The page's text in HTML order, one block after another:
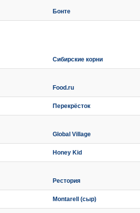
Бонте
Сибирские корни
Food.ru
Перекрёсток
Global Village
Honey Kid
Рестория
Montarell (сыр)